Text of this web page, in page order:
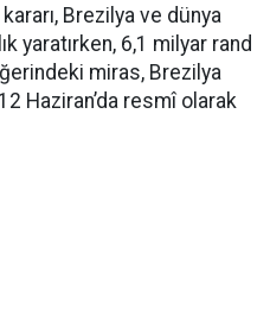
Brezilya ve dünya
yaratırken, 6,1 milyar rand
miras, Brezilya
Haziran’da resmî olarak